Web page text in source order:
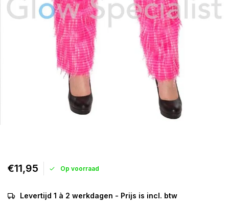
€11,95 Op voorraad
Levertijd 1 à 2 werkdagen - Prijs is incl. btw